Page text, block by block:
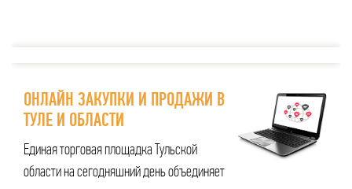
ОНЛАЙН ЗАКУПКИ И ПРОДАЖИ В
ТУЛЕ И ОБЛАСТИ
Единая торговая площадка Тульской
области на сегодняшний день объединяет